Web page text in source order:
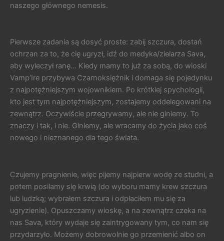
naszego głównego nemesis.
Pierwsze zadania są dosyć proste: zabij szczura, dostań
ochrzan za to, że cię ugryzł, idź do medyka/zielarza Sava,
aby wyleczył ranę… Kiedy mamy to już za sobą, do wioski
Vamp’Ire przybywa Czarnoksiężnik i domaga się pojedynku
z najpotężniejszym wojownikiem. Po krótkiej spychologii,
kto jest tym najpotężniejszym, zostajemy oddelegowani na
zewnątrz. Oczywiście przegrywamy, ale nie giniemy. To
znaczy i tak, i nie. Giniemy, ale wracamy do życia jako coś
nowego i nieznanego dla tego świata.
Czujemy pragnienie, więc pijemy najpierw wodę ze studni, a
potem posilamy się krwią (do wyboru mamy krew szczura
lub ludzką; wybrałem szczura i odpłaciłem mu się za
ugryzienie). Opuszczamy wioskę, a na zewnątrz czeka na
nas Sava, który wydaje się zaintrygowany tym, co nam się
przydarzyło. Możemy dobrowolnie go przemienić albo on